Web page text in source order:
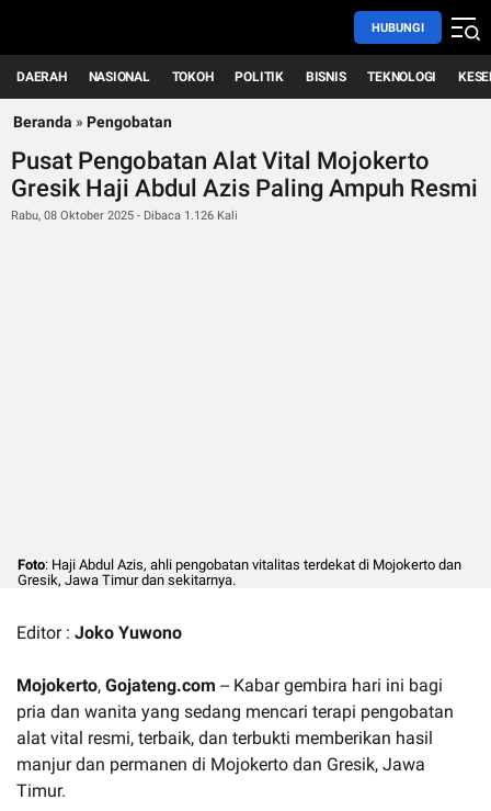
HUBUNGI
DAERAH NASIONAL TOKOH POLITIK BISNIS TEKNOLOGI
Beranda » Pengobatan
Pusat Pengobatan Alat Vital Mojokerto
Gresik Haji Abdul Azis Paling Ampuh Resmi
Rabu, 08 Oktober 2025 - Dibaca 1.126 Kali
Foto: Haji Abdul Azis, ahli pengobatan vitalitas terdekat di Mojokerto dan
Gresik, Jawa Timur dan sekitarnya.
Editor : Joko Yuwono
Mojokerto, Gojateng.com -- Kabar gembira hari ini bagi
pria dan wanita yang sedang mencari terapi pengobatan
alat vital resmi, terbaik, dan terbukti memberikan hasil
manjur dan permanen di Mojokerto dan Gresik, Jawa
Timur.